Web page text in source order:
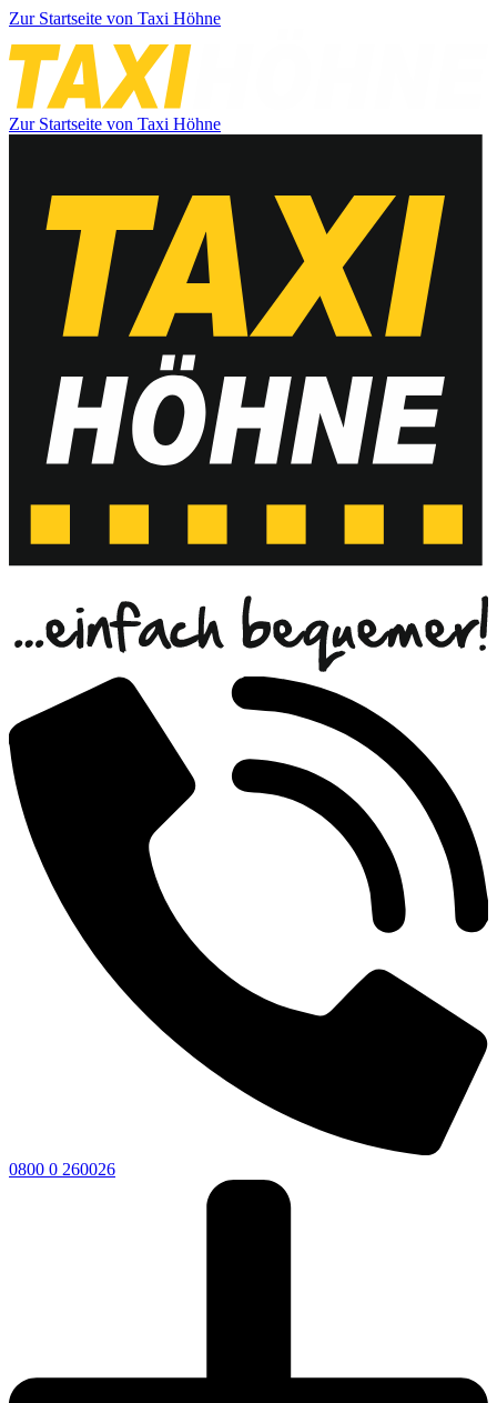
Zur Startseite von Taxi Höhne
Zur Startseite von Taxi Höhne
0800 0 260026